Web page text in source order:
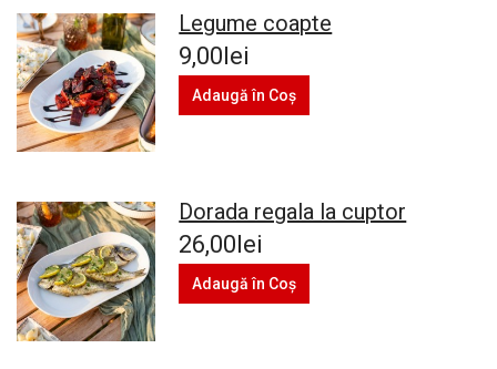
Legume coapte
9,00lei
Adaugă în Coş
Dorada regala la cuptor
26,00lei
Adaugă în Coş